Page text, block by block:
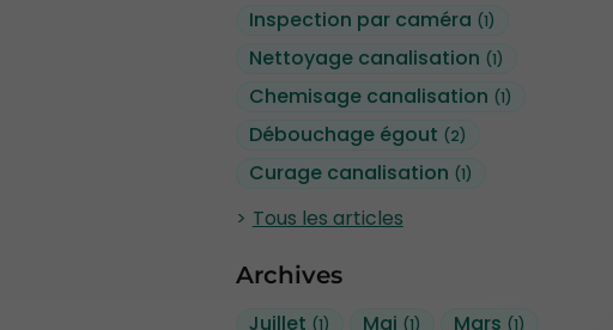
Inspection par caméra (1)
Nettoyage canalisation (1)
Chemisage canalisation (1)
Débouchage égout (2)
Curage canalisation (1)
Tous les articles
Archives
Juillet (1) Mai (1) Mars (1)